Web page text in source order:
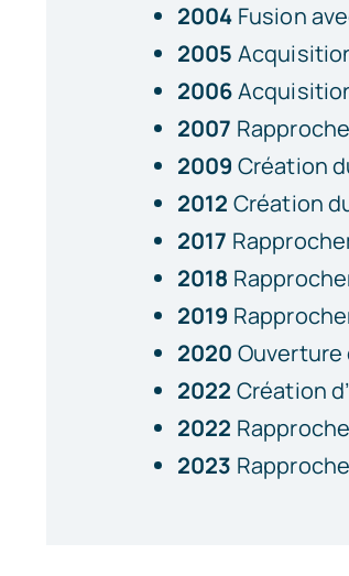
2004 Fusion
2005
2006
2007
2009 Création
2012 Création
2017
2018
2019
2020 Ouverture
2022 Création
2022
2023